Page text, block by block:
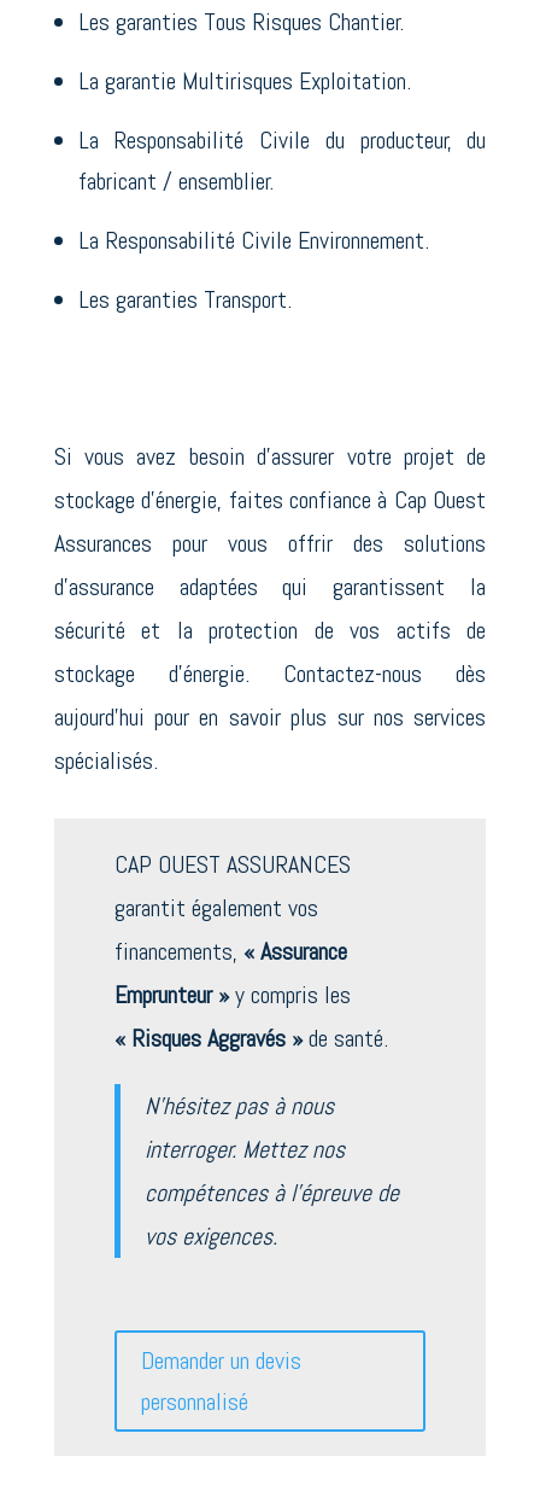
Les garanties Tous Risques Chantier.
La garantie Multirisques Exploitation.
La Responsabilité Civile du producteur, du
fabricant / ensemblier.
La Responsabilité Civile Environnement.
Les garanties Transport.
Si vous avez besoin d’assurer votre projet de
stockage d’énergie, faites confiance à Cap Ouest
Assurances pour vous offrir des solutions
d’assurance adaptées qui garantissent la
sécurité et la protection de vos actifs de
stockage d’énergie. Contactez-nous dès
aujourd’hui pour en savoir plus sur nos services
spécialisés.
CAP OUEST ASSURANCES
garantit également vos
financements, « Assurance
Emprunteur »y compris les
« Risques Aggravés »de santé.
N’hésitez pas à nous
interroger. Mettez nos
compétences à l’épreuve de
vos exigences.
Demander un devis
personnalisé